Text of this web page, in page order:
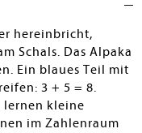
hereinbricht,
Schals. Das Alpaka
Ein blaues Teil mit
3 + 5 = 8.
lernen kleine
im Zahlenraum